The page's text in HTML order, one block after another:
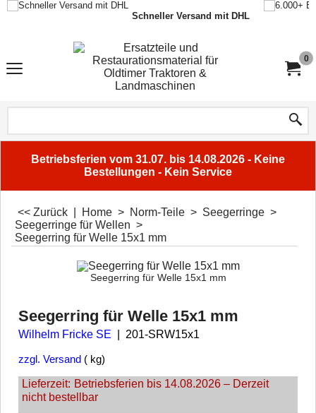
Schneller Versand mit DHL
0
Betriebsferien vom 31.07. bis 14.08.2026 - Keine
Bestellungen - Kein Service
<< Zurück Home > Norm-Teile > Seegerringe >
Seegerringe für Wellen >
Seegerring für Welle 15x1 mm
Seegerring für Welle 15x1 mm
Seegerring für Welle 15x1 mm
Wilhelm Fricke SE 201-SRW15x1
zzgl. Versand kg
Lieferzeit: Betriebsferien bis 14.08.2026 – Derzeit
nicht bestellbar